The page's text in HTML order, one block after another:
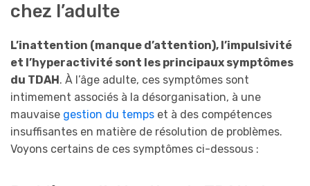
chez l’adulte
L’inattention (manque d’attention), l’impulsivité
et l’hyperactivité sont les principaux symptômes
du TDAH. À l’âge adulte, ces symptômes sont
intimement associés à la désorganisation, à une
mauvaise gestion du temps et à des compétences
insuffisantes en matière de résolution de problèmes.
Voyons certains de ces symptômes ci-dessous :